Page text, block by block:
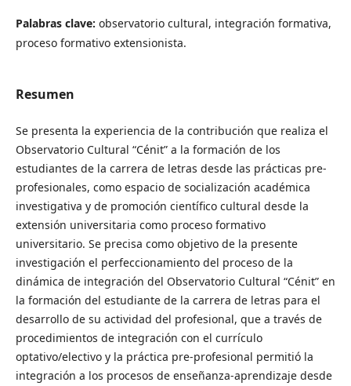
Palabras clave: observatorio cultural, integración formativa,
proceso formativo extensionista.
Resumen
Se presenta la experiencia de la contribución que realiza el
Observatorio Cultural “Cénit” a la formación de los
estudiantes de la carrera de letras desde las prácticas pre-
profesionales, como espacio de socialización académica
investigativa y de promoción científico cultural desde la
extensión universitaria como proceso formativo
universitario. Se precisa como objetivo de la presente
investigación el perfeccionamiento del proceso de la
dinámica de integración del Observatorio Cultural “Cénit” en
la formación del estudiante de la carrera de letras para el
desarrollo de su actividad del profesional, que a través de
procedimientos de integración con el currículo
optativo/electivo y la práctica pre-profesional permitió la
integración a los procesos de enseñanza-aprendizaje desde